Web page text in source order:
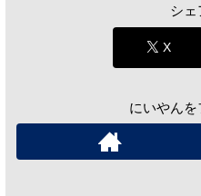
シェ
X
にいやんを